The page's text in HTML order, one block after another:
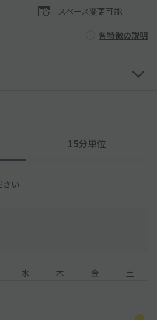
スペース変更可能
各特徴の説明
15分単位
さい
水 木 金 土